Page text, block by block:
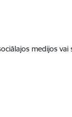
medijos